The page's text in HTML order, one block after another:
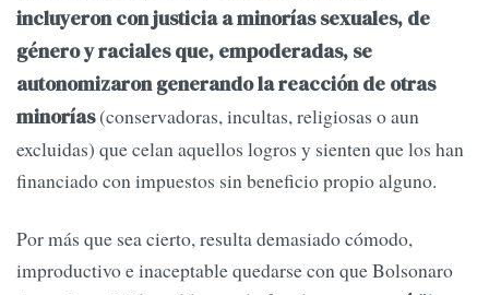
incluyeron con justicia a minorías sexuales, de
género y raciales que, empoderadas, se
autonomizaron generando la reacción de otras
minorías(conservadoras, incultas, religiosas o aun
excluidas) que celan aquellos logros y sienten que los han
financiado con impuestos sin beneficio propio alguno.
Por más que sea cierto, resulta demasiado cómodo,
improductivo e inaceptable quedarse con que Bolsonaro